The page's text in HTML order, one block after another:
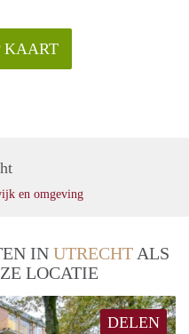
KAART
en omgeving
IN UTRECHT ALS
LOCATIE
DELEN